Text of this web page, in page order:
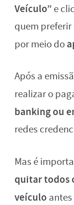
Veículo” e
quem
por meio do
Após a
realizar o
banking ou
redes
Mas é
quitar todos
veículo